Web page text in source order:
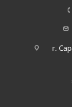
г.